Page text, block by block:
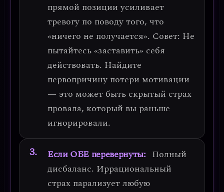
прямой позиции усиливает
тревогу по поводу того, что
«ничего не получается». Совет: Не
пытайтесь «заставить» себя
действовать. Найдите
первопричину потери мотивации
— это может быть скрытый страх
провала, который вы раньше
игнорировали.
Если ОБЕ перевернуты: Полный
дисбаланс. Иррациональный
страх парализует любую